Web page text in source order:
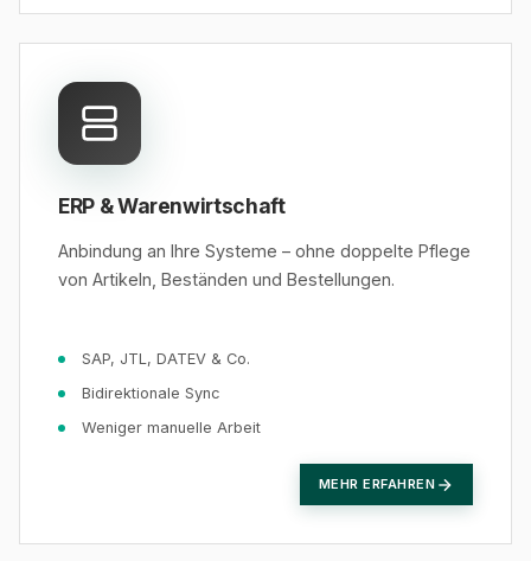
ERP & Warenwirtschaft
Anbindung an Ihre Systeme – ohne doppelte Pflege
von Artikeln, Beständen und Bestellungen.
SAP, JTL, DATEV & Co.
Bidirektionale Sync
Weniger manuelle Arbeit
MEHR ERFAHREN